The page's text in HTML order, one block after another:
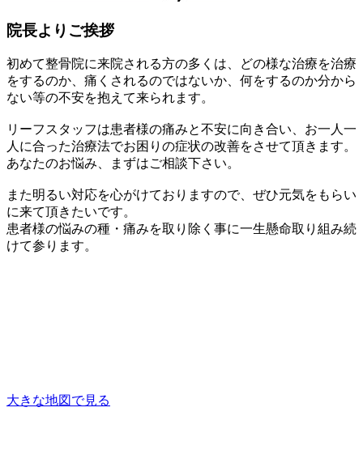
院長よりご挨拶
初めて整骨院に来院される方の多くは、どの様な治療を治療
をするのか、痛くされるのではないか、何をするのか分から
ない等の不安を抱えて来られます。
リーフスタッフは患者様の痛みと不安に向き合い、お一人一
人に合った治療法でお困りの症状の改善をさせて頂きます。
あなたのお悩み、まずはご相談下さい。
また明るい対応を心がけておりますので、ぜひ元気をもらい
に来て頂きたいです。
患者様の悩みの種・痛みを取り除く事に一生懸命取り組み続
けて参ります。
大きな地図で見る